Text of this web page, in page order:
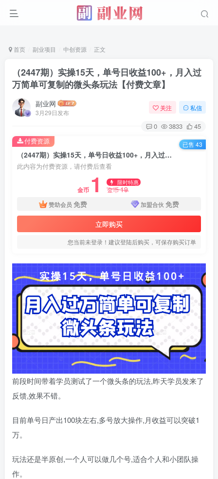
首页 副业项目 中创资源 正文
（2447期）实操15天，单号日收益100+，月入过
万简单可复制的微头条玩法【付费文章】
副业网
3月29日发布
关注 私信
0 3833 45
（2447期）实操15天，单号日收益100+，月入过万简单可复制的微头条玩法【付费文章】
此内容为付费资源，请付费后查看
金币 1 限时特惠
金币19
赞助会员 免费 加盟合伙 免费
立即购买
您当前未登录！建议登陆后购买，可保存购买订单
付费资源 已售 43
前段时间带着学员测试了一个微头条的玩法,昨天学员发来了
反馈,效果不错。
目前单号日产出100块左右,多号放大操作,月收益可以突破1
万。
玩法还是半原创,一个人可以做几个号,适合个人和小团队操
作。